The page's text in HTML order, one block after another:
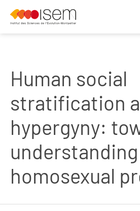
Human social
stratification
hypergyny:
homosexual